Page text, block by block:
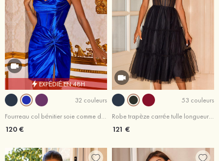
EXPÉDIÉ EN 48H
32 couleurs
Fourreau col bénitier soie comme du satin courte/mini robe de fête de la rentrée
120 €
53 couleurs
Robe trapèze carrée tulle longueur mollet robe de fête de la rentrée
121 €